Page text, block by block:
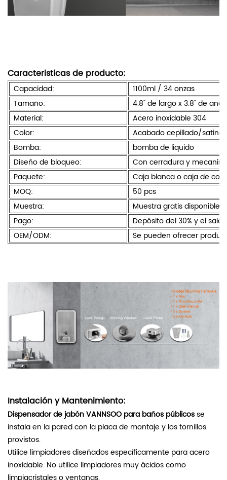
Caracteristicas de producto:
Capacidad:
1100ml / 34 onzas
Tamaño:
4.8" de largo x 3.8" de
Material:
Acero inoxidable 304
Color:
Acabado cepillado/
Bomba:
bomba de liquido
Diseño de bloqueo:
Con cerradura y
Paquete:
Caja blanca o caja de
MOQ:
50 pcs
Muestra:
Muestra gratis disponible
Pago:
Depósito del 30% y el
OEM/ODM:
Se pueden ofrecer
Instalación y Mantenimiento:
Dispensador de jabón VANNSOO para baños públicosse
instala en la pared con la placa de montaje y los tornillos
provistos.
Utilice limpiadores diseñados específicamente para acero
inoxidable. No utilice limpiadores muy ácidos como